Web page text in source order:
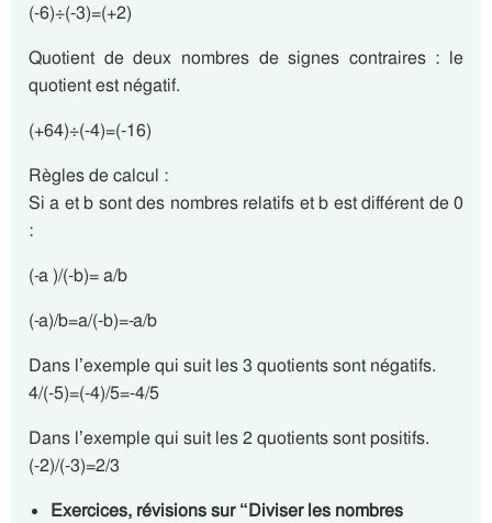
(-6)÷(-3)=(+2)
Quotient de deux nombres de signes contraires : le
quotient est négatif.
(+64)÷(-4)=(-16)
Règles de calcul :
Si a et b sont des nombres relatifs et b est différent de 0
:
(-a )/(-b)= a/b
(-a)/b=a/(-b)=-a/b
Dans l’exemple qui suit les 3 quotients sont négatifs.
4/(-5)=(-4)/5=-4/5
Dans l’exemple qui suit les 2 quotients sont positifs.
(-2)/(-3)=2/3
Exercices, révisions sur “Diviser les nombres